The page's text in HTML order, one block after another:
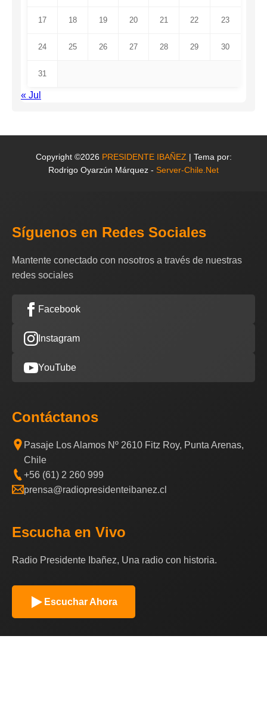
17 18 19 20 21 22 23
24 25 26 27 28 29 30
31
« Jul
Copyright ©2026 PRESIDENTE IBAÑEZ | Tema por:
Rodrigo Oyarzún Márquez - Server-Chile.Net
Síguenos en Redes Sociales
Mantente conectado con nosotros a través de nuestras
redes sociales
Facebook
Instagram
YouTube
Contáctanos
Pasaje Los Alamos Nº 2610 Fitz Roy, Punta Arenas,
Chile
+56 (61) 2 260 999
prensa@radiopresidenteibanez.cl
Escucha en Vivo
Radio Presidente Ibañez, Una radio con historia.
Escuchar Ahora